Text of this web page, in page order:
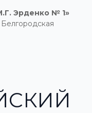
Эрденко № 1»